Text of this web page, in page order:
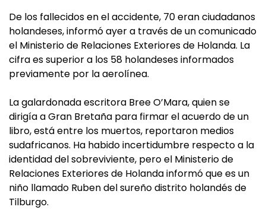
De los fallecidos en el accidente, 70 eran ciudadanos
holandeses, informó ayer a través de un comunicado
el Ministerio de Relaciones Exteriores de Holanda. La
cifra es superior a los 58 holandeses informados
previamente por la aerolínea.
La galardonada escritora Bree O’Mara, quien se
dirigía a Gran Bretaña para firmar el acuerdo de un
libro, está entre los muertos, reportaron medios
sudafricanos. Ha habido incertidumbre respecto a la
identidad del sobreviviente, pero el Ministerio de
Relaciones Exteriores de Holanda informó que es un
niño llamado Ruben del sureño distrito holandés de
Tilburgo.